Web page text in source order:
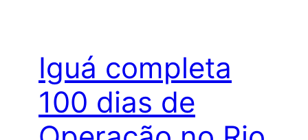
Iguá completa
100 dias de